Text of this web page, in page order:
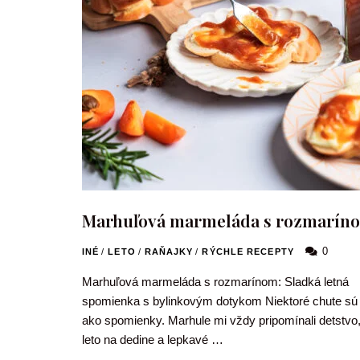
Marhuľová marmeláda s
INÉ / LETO / RAŇAJKY / RÝCHLE RECEPTY 0
Marhuľová marmeláda s rozmarínom: Sladká letná
spomienka s bylinkovým dotykom Niektoré chute sú
ako spomienky. Marhule mi vždy pripomínali detstvo,
leto na dedine a lepkavé …